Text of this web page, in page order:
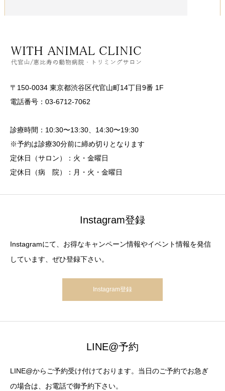
〒150-0034 東京都渋谷区代官山町14丁目9番 1F
電話番号：03-6712-7062
診療時間：10:30〜13:30、14:30〜19:30
※予約は診療30分前に締め切りとなります
定休日（サロン）：火・金曜日
定休日（病 院）：月・火・金曜日
Instagram登録
Instagramにて、お得なキャンペーン情報やイベント情報を発信
しています、ぜひ登録下さい。
Instagram登録
LINE@予約
LINE@からご予約受け付けております。当日のご予約でお急ぎ
の場合は、お電話で御予約下さい。